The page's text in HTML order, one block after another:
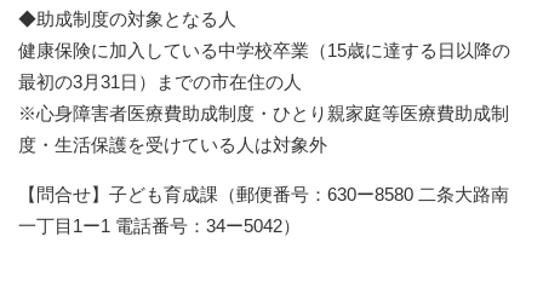
◆助成制度の対象となる人
健康保険に加入している中学校卒業（15歳に達する日以降の
最初の3月31日）までの市在住の人
※心身障害者医療費助成制度・ひとり親家庭等医療費助成制
度・生活保護を受けている人は対象外
【問合せ】子ども育成課（郵便番号：630ー8580 二条大路南
一丁目1ー1 電話番号：︎34ー5042）